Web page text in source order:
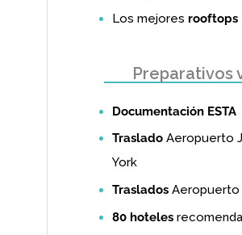
Los mejores rooftops
Preparativos
Documentación ESTA
Traslado Aeropuerto
York
Traslados Aeropuerto
80 hoteles